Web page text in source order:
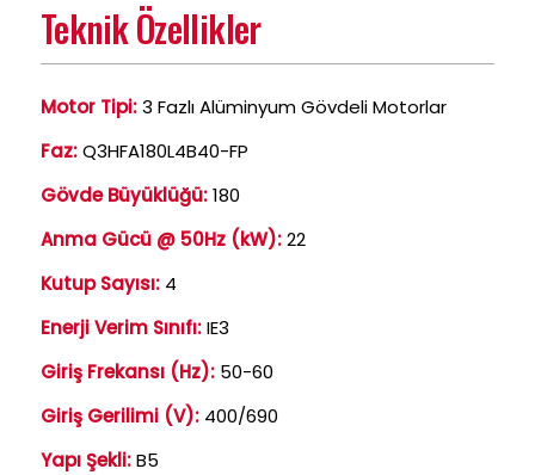
Teknik Özellikler
Motor Tipi:3 Fazlı Alüminyum Gövdeli Motorlar
Faz:Q3HFA180L4B40-FP
Gövde Büyüklüğü:180
Anma Gücü @ 50Hz (kW):22
Kutup Sayısı: 4
Enerji Verim Sınıfı:IE3
Giriş Frekansı (Hz): 50-60
Giriş Gerilimi (V): 400/690
Yapı Şekli:B5